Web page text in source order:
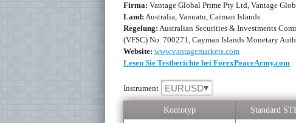
Firma: Vantage Global Prime Pty Ltd, Vantage
Land: Australia, Vanuatu, Caiman Islands
Regelung: Australian Securities & Investments
(VFSC) No. 700271, Cayman Islands Monetary
Website: www.vantagemarkets.com
Lesen Sie Testberichte bei ForexPeaceArmy.com
Instrument EURUSD
Kontotyp Standard